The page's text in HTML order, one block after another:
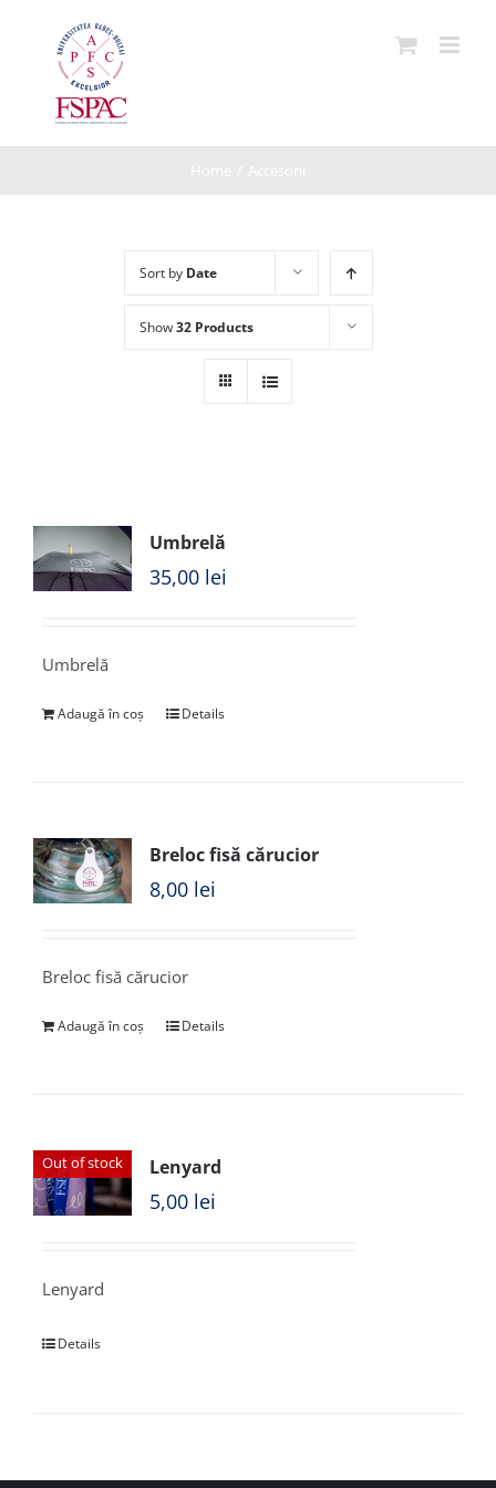
Sort by Date
Show32 Products
Umbrelă
35,00 lei
Umbrelă
Adaugă în coș Details
Breloc fisă cărucior
8,00 lei
Breloc fisă cărucior
Adaugă în coș Details
Out of stock Lenyard
5,00 lei
Lenyard
Details